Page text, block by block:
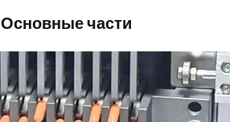
Основные части